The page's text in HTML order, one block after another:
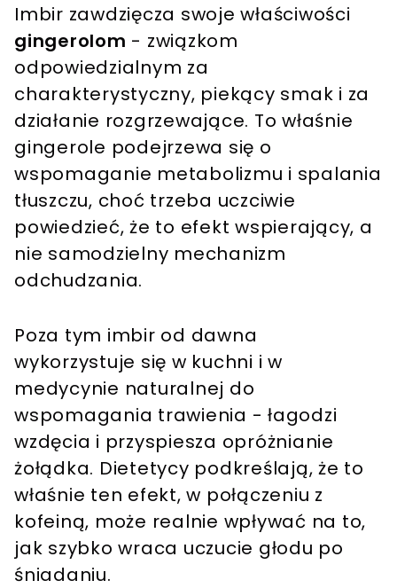
Imbir zawdzięcza swoje właściwości
gingerolom - związkom
odpowiedzialnym za
charakterystyczny, piekący smak i za
działanie rozgrzewające. To właśnie
gingerole podejrzewa się o
wspomaganie metabolizmu i spalania
tłuszczu, choć trzeba uczciwie
powiedzieć, że to efekt wspierający, a
nie samodzielny mechanizm
odchudzania.
Poza tym imbir od dawna
wykorzystuje się w kuchni i w
medycynie naturalnej do
wspomagania trawienia - łagodzi
wzdęcia i przyspiesza opróżnianie
żołądka. Dietetycy podkreślają, że to
właśnie ten efekt, w połączeniu z
kofeiną, może realnie wpływać na to,
jak szybko wraca uczucie głodu po
śniadaniu.